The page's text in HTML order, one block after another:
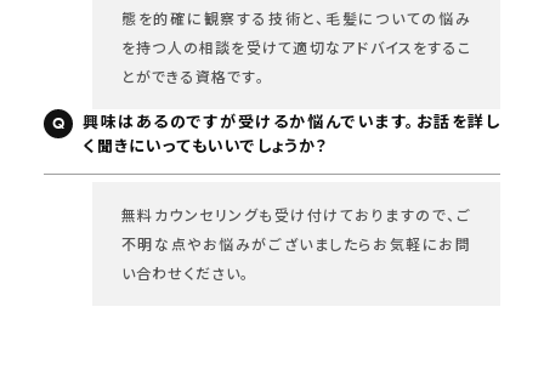
態を的確に観察する技術と、毛髪についての悩み
を持つ人の相談を受けて適切なアドバイスをするこ
とができる資格です。
興味はあるのですが受けるか悩んでいます。お話を詳し
く聞きにいってもいいでしょうか？
無料カウンセリングも受け付けておりますので、ご
不明な点やお悩みがございましたらお気軽にお問
い合わせください。